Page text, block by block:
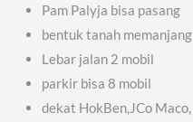
Pam Palyja bisa pasang
bentuk tanah memanjang
Lebar jalan 2 mobil
parkir bisa 8 mobil
dekat HokBen,JCo